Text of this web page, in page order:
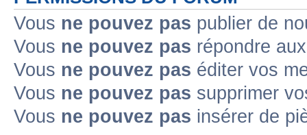
Vous ne pouvez pas publier de
Vous ne pouvez pas répondre
Vous ne pouvez pas éditer vos
Vous ne pouvez pas supprimer
Vous ne pouvez pas insérer de